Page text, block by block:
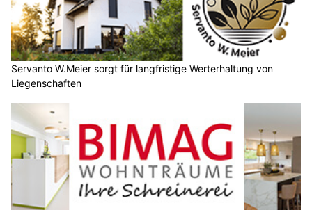
Servanto W.Meier sorgt für langfristige Werterhaltung von
Liegenschaften